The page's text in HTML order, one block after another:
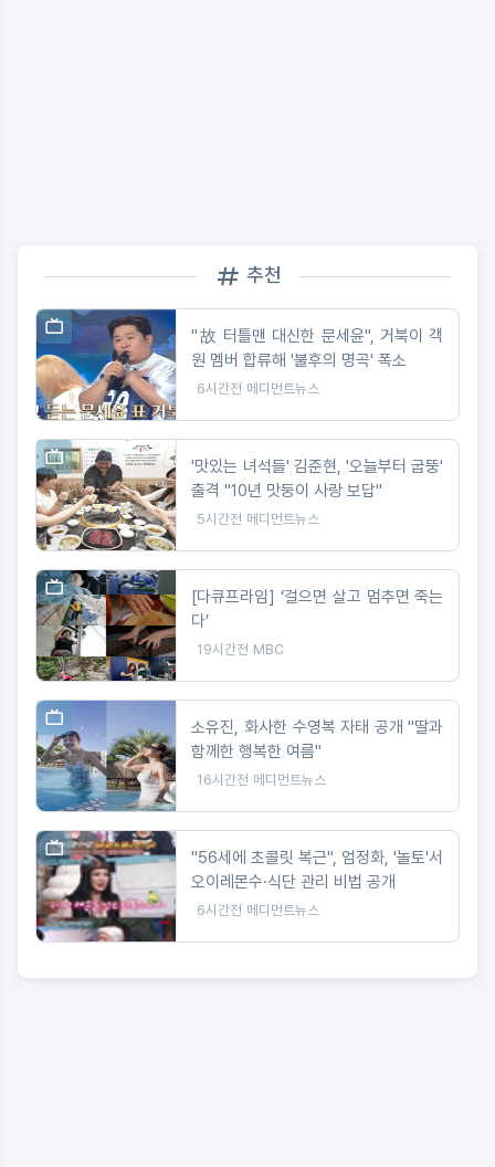
추천
"故 터틀맨 대신한 문세윤", 거북이 객
원 멤버 합류해 '불후의 명곡' 폭소
6시간전 메디먼트뉴스
'맛있는 녀석들' 김준현, '오늘부터 굽뚱'
출격 "10년 맛둥이 사랑 보답"
5시간전 메디먼트뉴스
[다큐프라임] ‘걸으면 살고 멈추면 죽는
다’
19시간전 MBC
소유진, 화사한 수영복 자태 공개 "딸과
함께한 행복한 여름"
16시간전 메디먼트뉴스
"56세에 초콜릿 복근", 엄정화, '놀토'서
오이레몬수·식단 관리 비법 공개
6시간전 메디먼트뉴스